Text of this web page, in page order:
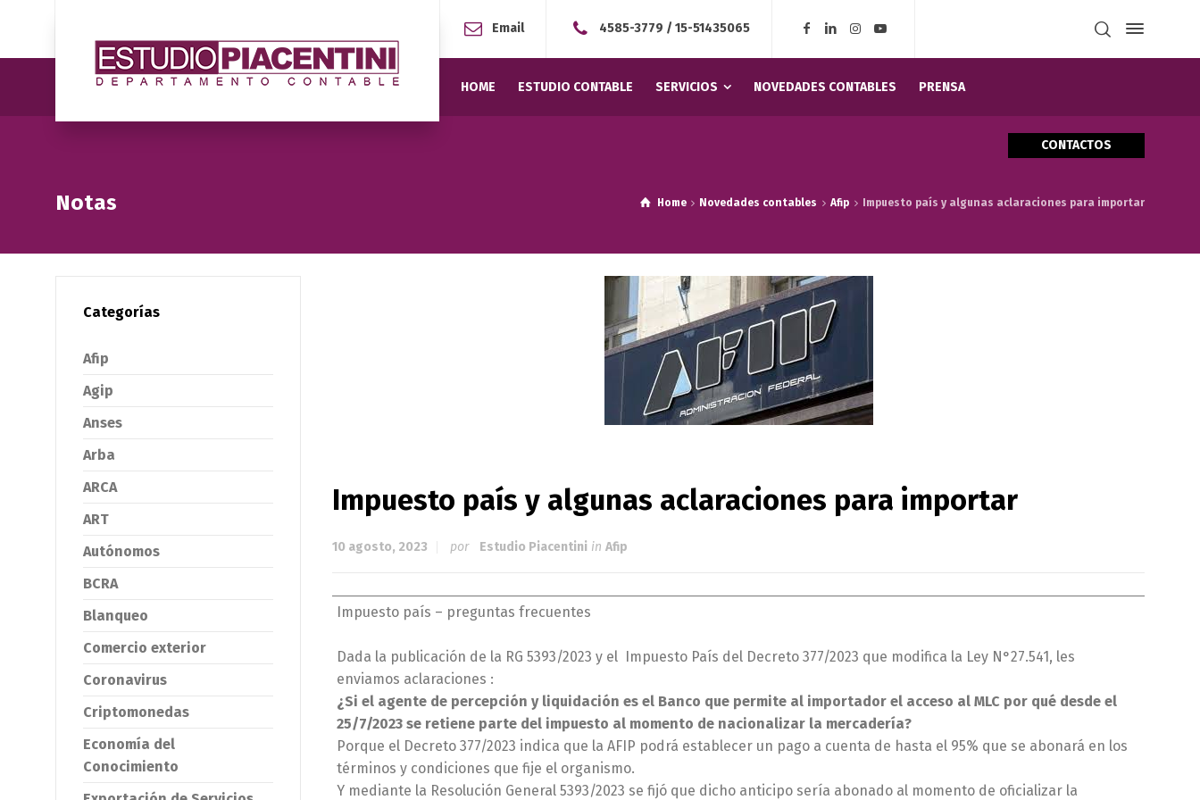
Email 4585-3779 /15-51435065
HOME ESTUDIO CONTABLE SERVICIOS NOVEDADES CONTABLES PRENSA
CONTACTOS
Notas Home Novedades contables Afip Impuesto país y algunas aclaraciones para importar
Impuesto país y algunas aclaraciones para importar
10 agosto, 2023 por Estudio Piacentini in Afip
Impuesto país – preguntas frecuentes
Dada la publicación de la RG 5393/2023 y el Impuesto País del Decreto 377/2023 que modifica la Ley N°27.541, les
enviamos aclaraciones :
¿Si el agente de percepción y liquidación es el Banco que permite al importador el acceso al MLC por qué desde el
25/7/2023 se retiene parte del impuesto al momento de nacionalizar la mercadería?
Porque el Decreto 377/2023 indica que la AFIP podrá establecer un pago a cuenta de hasta el 95% que se abonará en los
términos y condiciones que fije el organismo.
Y mediante la Resolución General 5393/2023 se fijó que dicho anticipo sería abonado al momento de oficializar la
Categorías
Afip
Agip
Anses
Arba
ARCA
ART
Autónomos
BCRA
Blanqueo
Comercio exterior
Coronavirus
Criptomonedas
Economía del
Conocimiento